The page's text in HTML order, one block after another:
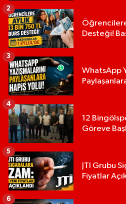
Öğrencilere
Desteği!
2
WhatsApp
3
12
Göreve
4
JTI Grubu
Fiyatlar
5
6